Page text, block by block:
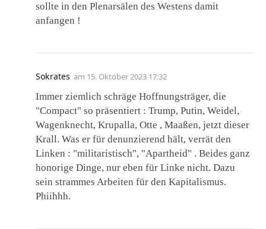
sollte in den Plenarsälen des Westens damit
anfangen !
Sokrates am 15. Oktober 2023 17:32
Immer ziemlich schräge Hoffnungsträger, die
"Compact" so präsentiert : Trump, Putin, Weidel,
Wagenknecht, Krupalla, Otte , Maaßen, jetzt dieser
Krall. Was er für denunzierend hält, verrät den
Linken : "militaristisch", "Apartheid" . Beides ganz
honorige Dinge, nur eben für Linke nicht. Dazu
sein strammes Arbeiten für den Kapitalismus.
Phiihhh.